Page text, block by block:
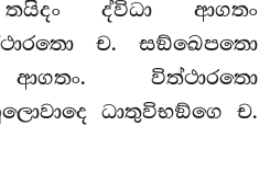
ද්විධා ආගතං
ච. සඞ්ඛෙපතො
ආගතං. විත්ථාරතො
ධාතුවිභඞ්ගෙ ච.